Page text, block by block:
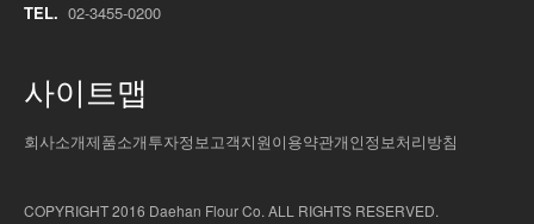
TEL. 02-3455-0200
사이트맵
회사소개제품소개투자정보고객지원이용약관개인정보처리방침
COPYRIGHT 2016 Daehan Flour Co. ALL RIGHTS RESERVED.